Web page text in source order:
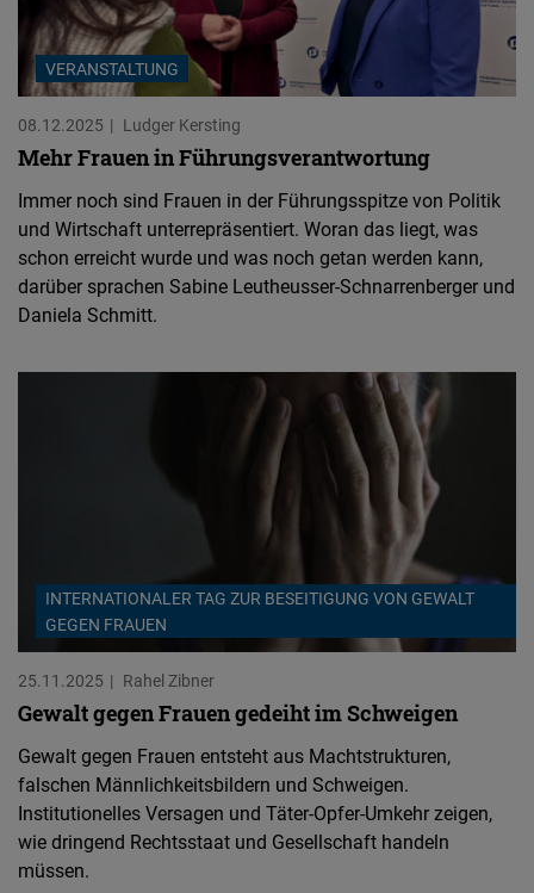
VERANSTALTUNG
08.12.2025 Ludger Kersting
Mehr Frauen in Führungsverantwortung
Immer noch sind Frauen in der Führungsspitze von Politik
und Wirtschaft unterrepräsentiert. Woran das liegt, was
schon erreicht wurde und was noch getan werden kann,
darüber sprachen Sabine Leutheusser-Schnarrenberger und
Daniela Schmitt.
INTERNATIONALER TAG ZUR BESEITIGUNG VON GEWALT
GEGEN FRAUEN
25.11.2025 Rahel Zibner
Gewalt gegen Frauen gedeiht im Schweigen
Gewalt gegen Frauen entsteht aus Machtstrukturen,
falschen Männlichkeitsbildern und Schweigen.
Institutionelles Versagen und Täter-Opfer-Umkehr zeigen,
wie dringend Rechtsstaat und Gesellschaft handeln
müssen.